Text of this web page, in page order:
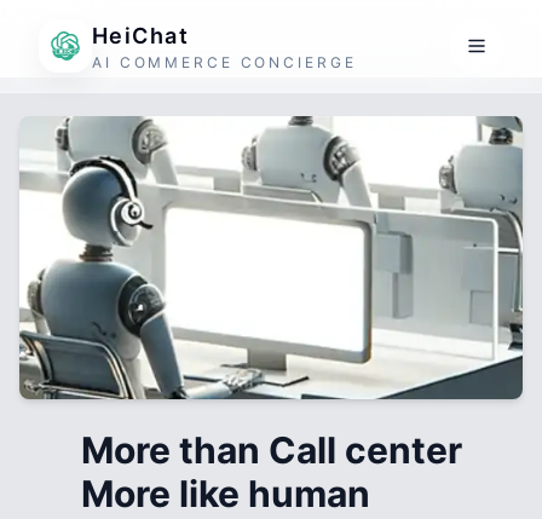
HeiChat
AI COMMERCE CONCIERGE
More than Call center
More like human